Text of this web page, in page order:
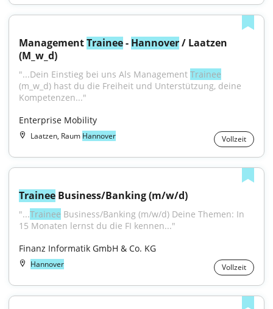
Management Trainee - Hannover / Laatzen
(M_w_d)
"...Dein Einstieg bei uns Als Management Trainee
(m_w_d) hast du die Freiheit und Unterstützung, deine
Kompetenzen..."
Enterprise Mobility
Laatzen, Raum Hannover Vollzeit
Trainee Business/Banking (m/w/d)
"...Trainee Business/Banking (m/w/d) Deine Themen: In
15 Monaten lernst du die FI kennen..."
Finanz Informatik GmbH & Co. KG
Hannover Vollzeit